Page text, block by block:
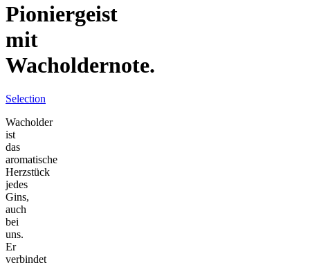
Pioniergeist
mit
Wacholdernote.
Selection
Wacholder
ist
das
aromatische
Herzstück
jedes
Gins,
auch
bei
uns.
Er
verbindet